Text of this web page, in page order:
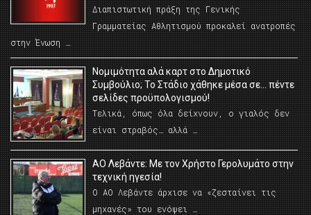
Διαπιστωτική πράξη της Γενικής
Γραμματείας Αθλητισμού προκαλεί ανατροπές
στην Ένωση …
Νομιμότητα αλά καρτ στο Δημοτικό
Συμβούλιο; Το Στάδιο χάθηκε μέσα σε… πέντε
σελίδες προϋπολογισμού!
Τελικά, όπως όλα δείχνουν, ο γιαλός δεν
είναι στραβός… αλλά …
ΑΟ Λεβάντε: Με τον Χρήστο Γερολυμάτο στην
τεχνική ηγεσία!
Ο ΑΟ Λεβάντε άρχισε να «ζεσταίνει τις
μηχανές» του ενόψει …